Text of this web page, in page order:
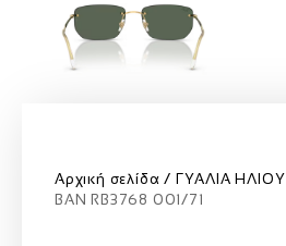
Αρχική σελίδα ΓΥΑΛΙΑ ΗΛΙΟΥ
BAN RB3768 001/71